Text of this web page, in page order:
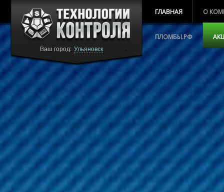
Ваш город: Ульяновск
ГЛАВНАЯ О
ПЛОМБЫ.РФ